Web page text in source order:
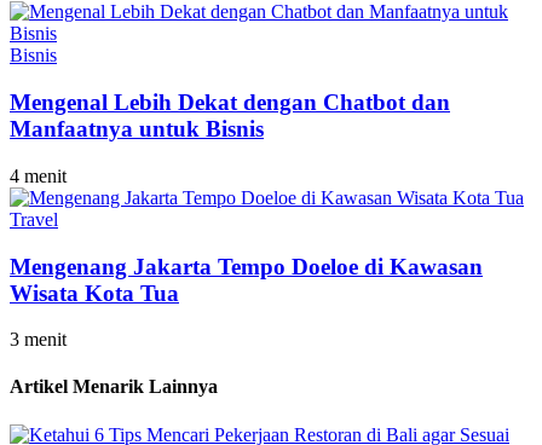
Bisnis
Mengenal Lebih Dekat dengan Chatbot dan
Manfaatnya untuk Bisnis
4 menit
Travel
Mengenang Jakarta Tempo Doeloe di Kawasan
Wisata Kota Tua
3 menit
Artikel Menarik Lainnya